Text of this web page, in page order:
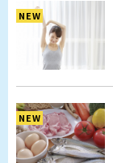
NEW
NEW